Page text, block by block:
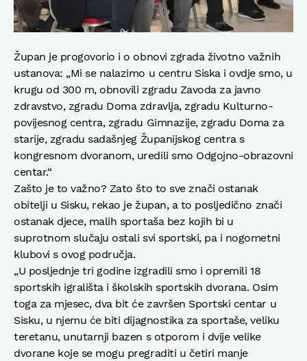
Župan je progovorio i o obnovi zgrada životno važnih
ustanova: „Mi se nalazimo u centru Siska i ovdje smo, u
krugu od 300 m, obnovili zgradu Zavoda za javno
zdravstvo, zgradu Doma zdravlja, zgradu Kulturno-
povijesnog centra, zgradu Gimnazije, zgradu Doma za
starije, zgradu sadašnjeg Županijskog centra s
kongresnom dvoranom, uredili smo Odgojno-obrazovni
centar.“
Zašto je to važno? Zato što to sve znači ostanak
obitelji u Sisku, rekao je župan, a to posljedično znači
ostanak djece, malih sportaša bez kojih bi u
suprotnom slučaju ostali svi sportski, pa i nogometni
klubovi s ovog područja.
„U posljednje tri godine izgradili smo i opremili 18
sportskih igrališta i školskih sportskih dvorana. Osim
toga za mjesec, dva bit će završen Sportski centar u
Sisku, u njemu će biti dijagnostika za sportaše, veliku
teretanu, unutarnji bazen s otporom i dvije velike
dvorane koje se mogu pregraditi u četiri manje